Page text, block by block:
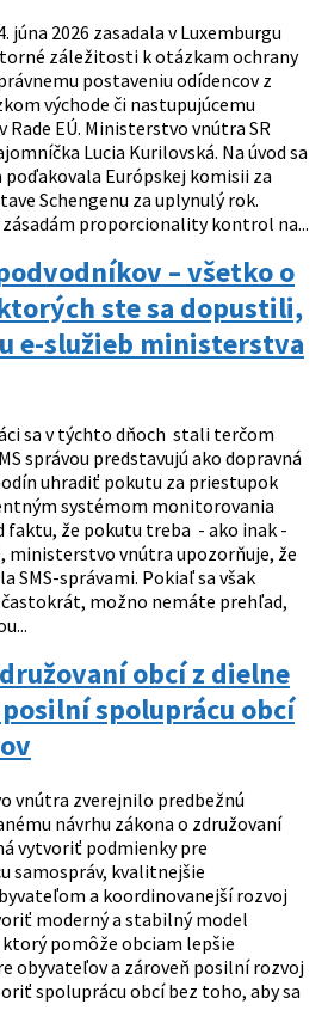
júna 2026 zasadala v Luxemburgu
záležitosti k otázkam ochrany
postaveniu odídencov z
východe či nastupujúcemu
Rade EÚ. Ministerstvo vnútra SR
Lucia Kurilovská. Na úvod sa
Európskej komisii za
Schengenu za uplynulý rok.
proporcionality kontrol na...
– všetko o
ste sa dopustili,
e-služieb ministerstva
sa v týchto dňoch stali terčom
správou predstavujú ako dopravná
uhradiť pokutu za priestupok
systémom monitorovania
faktu, že pokutu treba - ako inak -
ministerstvo vnútra upozorňuje, že
SMS-správami. Pokiaľ sa však
možno nemáte prehľad,
obcí z dielne
spoluprácu obcí
vnútra zverejnilo predbežnú
návrhu zákona o združovaní
vytvoriť podmienky pre
samospráv, kvalitnejšie
a koordinovanejší rozvoj
moderný a stabilný model
pomôže obciam lepšie
obyvateľov a zároveň posilní rozvoj
spoluprácu obcí bez toho, aby sa